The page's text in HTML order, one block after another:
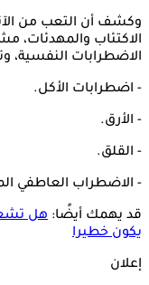
وكشف أن التعب من
الاكتئاب والمهدئات،
الاضطرابات النفسية،
- اضطرابات الأكل.
- الأرق.
- القلق.
- الاضطراب العاطفي
قد يهمك أيضًا: هل
يكون خطيرا
إعلان